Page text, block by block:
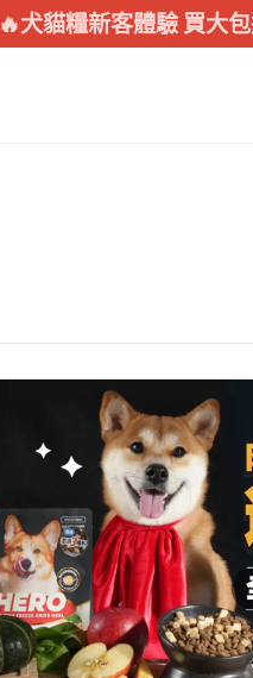
🔥犬貓糧新客體驗 買大